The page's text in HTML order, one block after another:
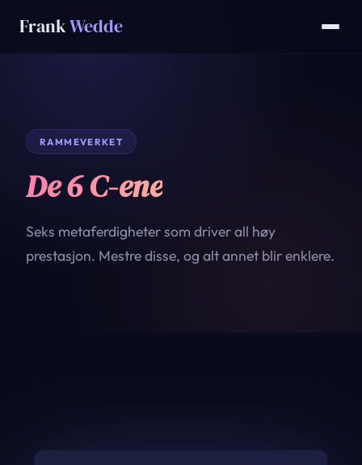
FrankWedde
RAMMEVERKET
De 6 C-ene
Seks metaferdigheter som driver all høy
prestasjon. Mestre disse, og alt annet blir enklere.